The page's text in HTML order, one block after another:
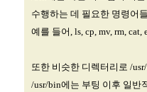
수행하는 데 필요한 명령어
예를 들어, ls, cp, mv, rm,
또한 비슷한 디렉터리로 /
/usr/bin에는 부팅 이후 일반